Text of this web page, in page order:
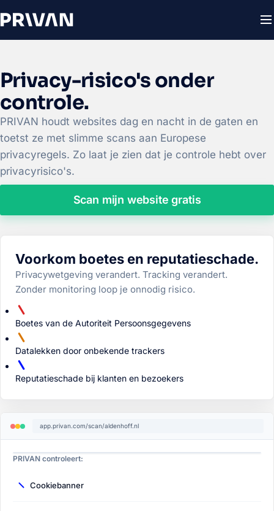
Privacy-risico's onder
controle.
PRIVAN houdt websites dag en nacht in de gaten en
toetst ze met slimme scans aan Europese
privacyregels. Zo laat je zien dat je controle hebt over
privacyrisico's.
Scan mijn website gratis
Voorkom boetes en reputatieschade.
Privacywetgeving verandert. Tracking verandert.
Zonder monitoring loop je onnodig risico.
Boetes van de Autoriteit Persoonsgegevens
Datalekken door onbekende trackers
Reputatieschade bij klanten en bezoekers
app.privan.com/scan/aldenhoff.nl
PRIVAN controleert:
Cookiebanner